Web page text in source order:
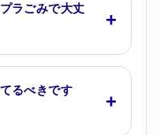
ラごみで大丈
るべきです